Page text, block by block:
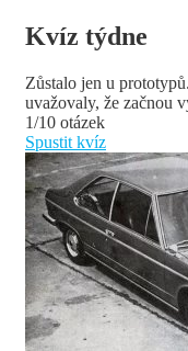
Kvíz týdne
Zůstalo jen u
uvažovaly, že začnou
1/10 otázek
Spustit kvíz